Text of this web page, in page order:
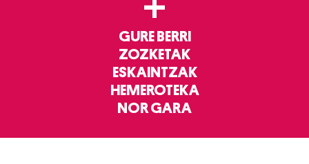
GURE BERRI
ZOZKETAK
ESKAINTZAK
HEMEROTEKA
NOR GARA